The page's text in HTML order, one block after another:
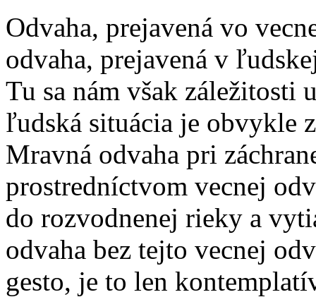
Odvaha, prejavená vo
odvaha, prejavená v
Tu sa nám však záležitosti
ľudská situácia je obvykle
Mravná odvaha pri
prostredníctvom vecnej
do rozvodnenej rieky a
odvaha bez tejto vecnej
gesto, je to len